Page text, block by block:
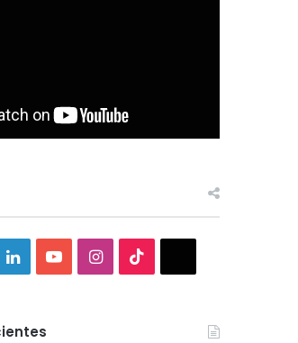
LinkedInYouTubeInstagram